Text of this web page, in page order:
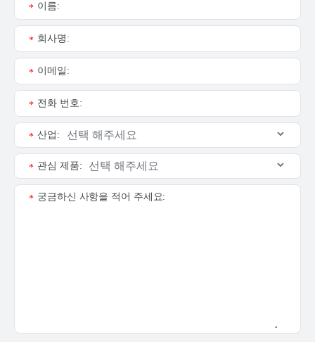
이름:
*
회사명:
*
이메일:
*
전화 번호:
*
산업:
*
관심 제품:
*
궁금하신 사항을 적어 주세요:
*